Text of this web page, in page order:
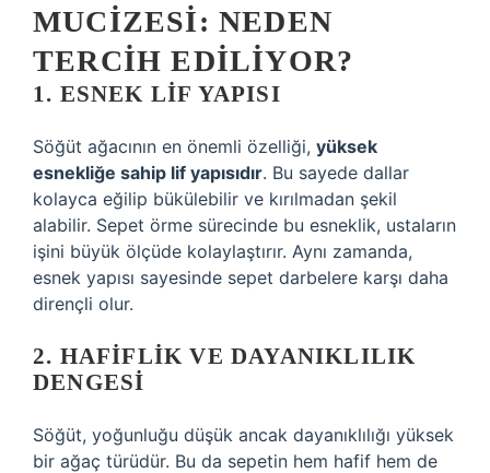
MUCIZESI: NEDEN
TERCIH EDILIYOR?
1. ESNEK LIF YAPISI
Söğüt ağacının en önemli özelliği, yüksek
esnekliğe sahip lif yapısıdır. Bu sayede dallar
kolayca eğilip bükülebilir ve kırılmadan şekil
alabilir. Sepet örme sürecinde bu esneklik, ustaların
işini büyük ölçüde kolaylaştırır. Aynı zamanda,
esnek yapısı sayesinde sepet darbelere karşı daha
dirençli olur.
2. HAFIFLIK VE DAYANIKLILIK
DENGESI
Söğüt, yoğunluğu düşük ancak dayanıklılığı yüksek
bir ağaç türüdür. Bu da sepetin hem hafif hem de